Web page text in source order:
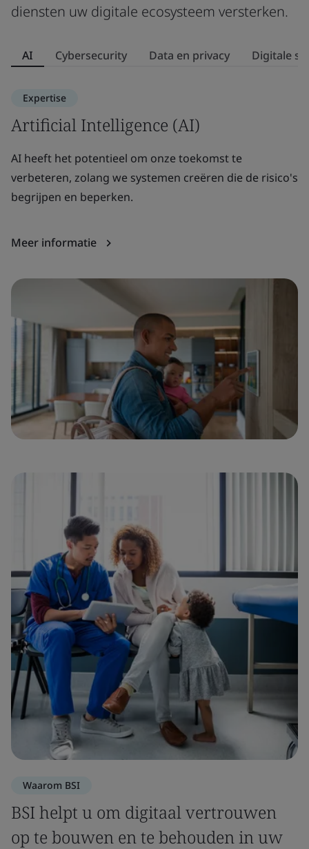
diensten uw digitale ecosysteem versterken.
AI Cybersecurity Data en privacy Digitale
Expertise
Artificial Intelligence (AI)
AI heeft het potentieel om onze toekomst te
verbeteren, zolang we systemen creëren die de risico's
begrijpen en beperken.
Meer informatie
Waarom BSI
BSI helpt u om digitaal vertrouwen
op te bouwen en te behouden in uw